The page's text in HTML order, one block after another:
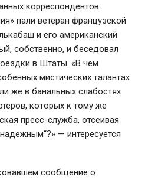
корреспондентов.
пали ветеран французской
и его американский
собственно, и беседовал
в Штаты. «В чем
мистических талантах
же в банальных слабостях
которых к тому же
пресс-служба, отсеивая
— интересуется
сообщение о